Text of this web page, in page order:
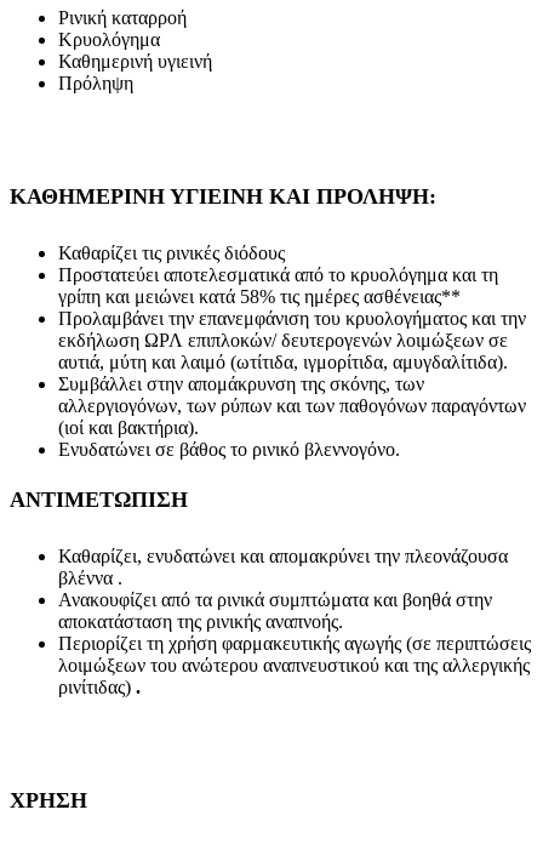
Ρινική καταρροή
Κρυολόγημα
Καθημερινή υγιεινή
Πρόληψη
ΚΑΘΗΜΕΡΙΝΗ ΥΓΙΕΙΝΗ ΚΑΙ ΠΡΟΛΗΨΗ:
Καθαρίζει τις ρινικές διόδους
Προστατεύει αποτελεσματικά από το κρυολόγημα και τη
γρίπη και μειώνει κατά 58% τις ημέρες ασθένειας**
Προλαμβάνει την επανεμφάνιση του κρυολογήματος και την
εκδήλωση ΩΡΛ επιπλοκών/ δευτερογενών λοιμώξεων σε
αυτιά, μύτη και λαιμό (ωτίτιδα, ιγμορίτιδα, αμυγδαλίτιδα).
Συμβάλλει στην απομάκρυνση της σκόνης, των
αλλεργιογόνων, των ρύπων και των παθογόνων παραγόντων
(ιοί και βακτήρια).
Ενυδατώνει σε βάθος το ρινικό βλεννογόνο.
ΑΝΤΙΜΕΤΩΠΙΣΗ
Καθαρίζει, ενυδατώνει και απομακρύνει την πλεονάζουσα
βλέννα .
Ανακουφίζει από τα ρινικά συμπτώματα και βοηθά στην
αποκατάσταση της ρινικής αναπνοής.
Περιορίζει τη χρήση φαρμακευτικής αγωγής (σε περιπτώσεις
λοιμώξεων του ανώτερου αναπνευστικού και της αλλεργικής
ρινίτιδας) .
ΧΡΗΣΗ